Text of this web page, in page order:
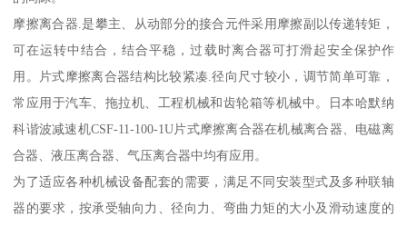
摩擦离合器.是攀主、从动部分的接合元件采用摩擦副以传递转矩，
可在运转中结合，结合平稳，过载时离合器可打滑起安全保护作
用。片式摩擦离合器结构比较紧凑.径向尺寸较小，调节简单可靠，
常应用于汽车、拖拉机、工程机械和齿轮箱等机械中。日本哈默纳
科谐波减速机CSF-11-100-1U片式摩擦离合器在机械离合器、电磁离
合器、液压离合器、气压离合器中均有应用。
为了适应各种机械设备配套的需要，满足不同安装型式及多种联轴
器的要求，按承受轴向力、径向力、弯曲力矩的大小及滑动速度的